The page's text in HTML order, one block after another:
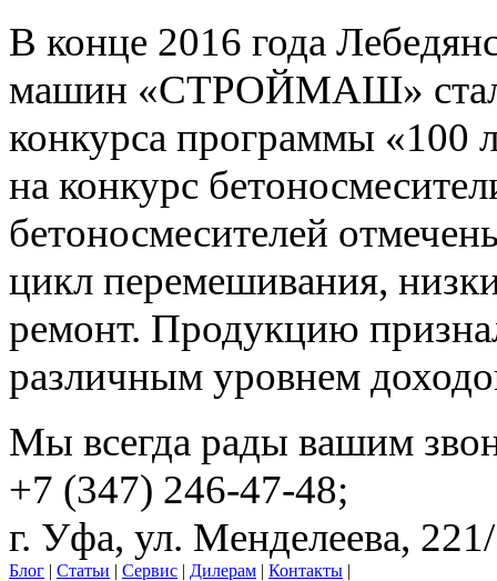
В конце 2016 года
машин «СТРОЙМАШ» стал
конкурса программы «100
на конкурс
бетоносмесителей
цикл перемешивания,
ремонт. Продукцию
различным уровнем
Мы всегда рады вашим
+7 (347) 246-47-48;
г. Уфа, ул. Менделеева,
Блог | Статьи | Сервис | Дилерам | Контакты |